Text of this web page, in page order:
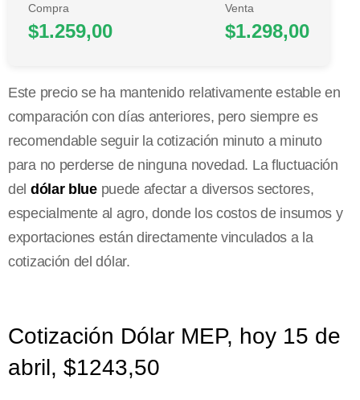
Compra
$1.259,00
Venta
$1.298,00
Este precio se ha mantenido relativamente estable en
comparación con días anteriores, pero siempre es
recomendable seguir la cotización minuto a minuto
para no perderse de ninguna novedad. La fluctuación
del dólar bluepuede afectar a diversos sectores,
especialmente al agro, donde los costos de insumos y
exportaciones están directamente vinculados a la
cotización del dólar.
Cotización Dólar MEP, hoy 15 de
abril, $1243,50